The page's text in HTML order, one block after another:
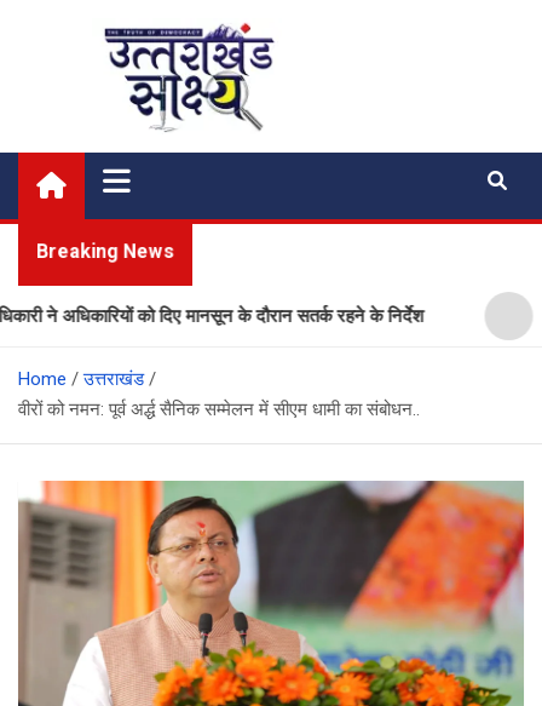
Uttarakhand Shakshya
My News Portal
Breaking News
ने अधिकारियों को दिए मानसून के दौरान सतर्क रहने के निर्देश
Home
उत्तराखंड
वीरों को नमन: पूर्व अर्द्ध सैनिक सम्मेलन में सीएम धामी का संबोधन..